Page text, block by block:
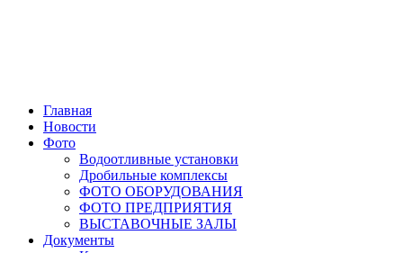
Главная
Новости
Фото
Водоотливные установки
Дробильные комплексы
ФОТО ОБОРУДОВАНИЯ
ФОТО ПРЕДПРИЯТИЯ
ВЫСТАВОЧНЫЕ ЗАЛЫ
Документы